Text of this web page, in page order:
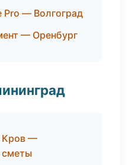
— Волгоград
— Оренбург
Кров —
сметы